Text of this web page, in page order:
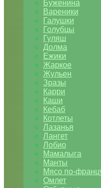
Буженина
Вареники
Галушки
Голубцы
Гуляш
Долма
Ежики
Жаркое
Жульен
Зразы
Карри
Каши
Кебаб
Котлеты
Лазанья
Лангет
Лобио
Мамалыга
Манты
Мясо по-
Омлет